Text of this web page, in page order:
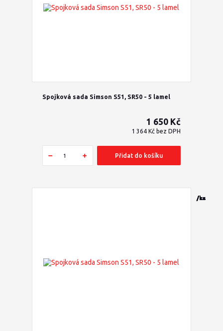
/ks
/ks
/ks
/ks
/ks
/ks
Spojková sada Simson S51, SR50 - 5 lamel
1 650 Kč
/ks
1 364 Kč bez DPH
Přidat do košíku
/ks
/ks
/sada
/ks
/ks